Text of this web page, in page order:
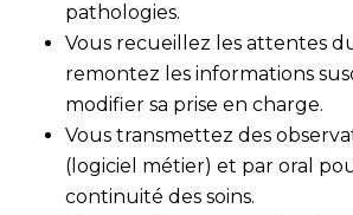
pathologies.
Vous recueillez les attentes
remontez les informations
modifier sa prise en charge.
Vous transmettez des
(logiciel métier) et par oral
continuité des soins.